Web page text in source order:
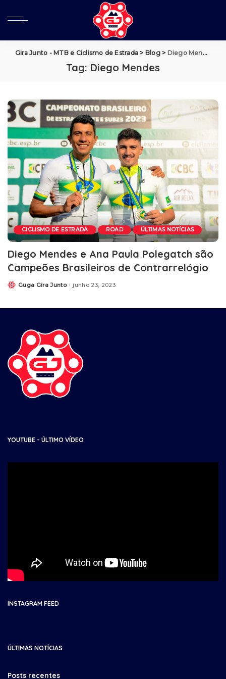
Gira Junto - MTB e Ciclismo de Estrada > Blog> Diego Mendes
Tag: Diego Mendes
CICLISMO DE ESTRADA ROAD ÚLTIMAS NOTÍCIAS
Diego Mendes e Ana Paula Polegatch são
Campeões Brasileiros de Contrarrelógio
Guga Gira Junto junho 23, 2023
YOUTUBE - ÚLTIMO VÍDEO
INSTAGRAM FEED
ÚLTIMAS NOTÍCIAS
Posts recentes